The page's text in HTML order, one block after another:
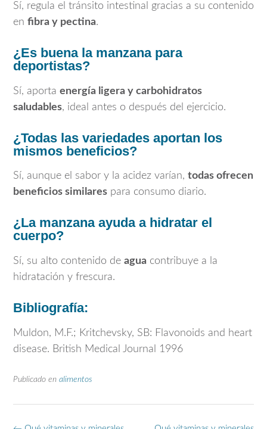
Sí, regula el tránsito intestinal gracias a su contenido
en fibra y pectina.
¿Es buena la manzana para
deportistas?
Sí, aporta energía ligera y carbohidratos
saludables, ideal antes o después del ejercicio.
¿Todas las variedades aportan los
mismos beneficios?
Sí, aunque el sabor y la acidez varían, todas ofrecen
beneficios similares para consumo diario.
¿La manzana ayuda a hidratar el
cuerpo?
Sí, su alto contenido de agua contribuye a la
hidratación y frescura.
Bibliografía:
Muldon, M.F.; Kritchevsky, SB: Flavonoids and heart
disease. British Medical Journal 1996
Publicado en alimentos